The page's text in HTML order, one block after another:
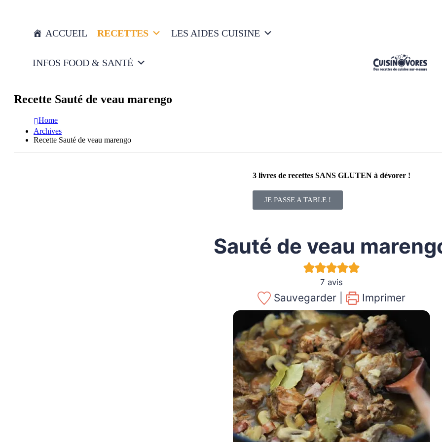
ACCUEIL RECETTES LES AIDES CUISINE
INFOS FOOD & SANTÉ
Recette Sauté de veau marengo
Home
Archives
Recette Sauté de veau marengo
3 livres de recettes SANS GLUTEN à dévorer !
JE PASSE A TABLE !
Sauté de veau
7 avis
Sauvegarder | Imprimer